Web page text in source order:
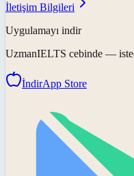
İletişim Bilgileri
Uygulamayı indir
UzmanIELTS cebinde —
İndirApp Store